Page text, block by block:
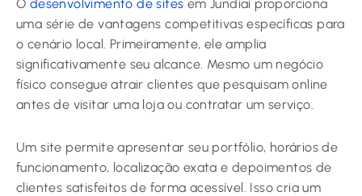
O desenvolvimento de sites em Jundiaí proporciona
uma série de vantagens competitivas específicas para
o cenário local. Primeiramente, ele amplia
significativamente seu alcance. Mesmo um negócio
físico consegue atrair clientes que pesquisam online
antes de visitar uma loja ou contratar um serviço.
Um site permite apresentar seu portfólio, horários de
funcionamento, localização exata e depoimentos de
clientes satisfeitos de forma acessível. Isso cria um